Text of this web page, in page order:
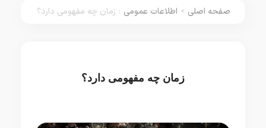
صفحه اصلی > اطلاعات عمومی : زمان چه مفهومی دارد؟
زمان چه مفهومی دارد؟